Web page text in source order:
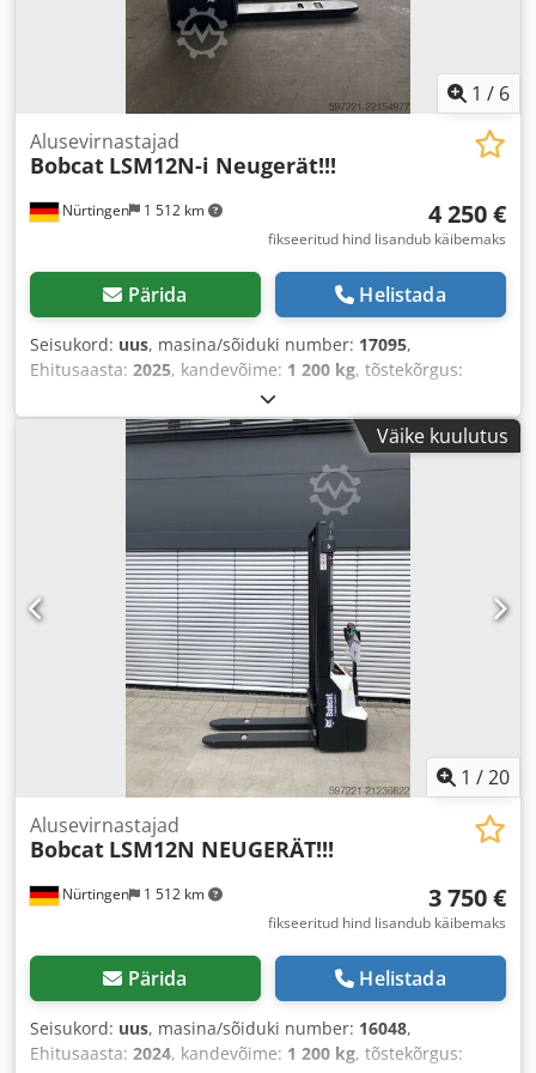
1 / 6
Nürtingen 1 512 km
Alusevirnastajad
Bobcat LSM12N-i Neugerät!!!
4 250 €
fikseeritud hind lisandub käibemaks
Pärida Helistada
Seisukord: uus, masina/sõiduki number: 17095,
Ehitusaasta: 2025, kandevõime: 1 200 kg, tõstekõrgus:
600 mm
masti tüüp:Simplex, ehituskõrgus:1 970 mm, aku
pingepinge:24 V, kahvli pikkus:1 150 mm , kogumass:665
Väike kuulutus
1 /20
Nürtingen 1 512 km
Alusevirnastajad
Bobcat LSM12N NEUGERÄT!!!
3 750 €
fikseeritud hind lisandub käibemaks
Pärida Helistada
Seisukord: uus, masina/sõiduki number: 16048,
Ehitusaasta: 2024, kandevõime: 1 200 kg, tõstekõrgus: